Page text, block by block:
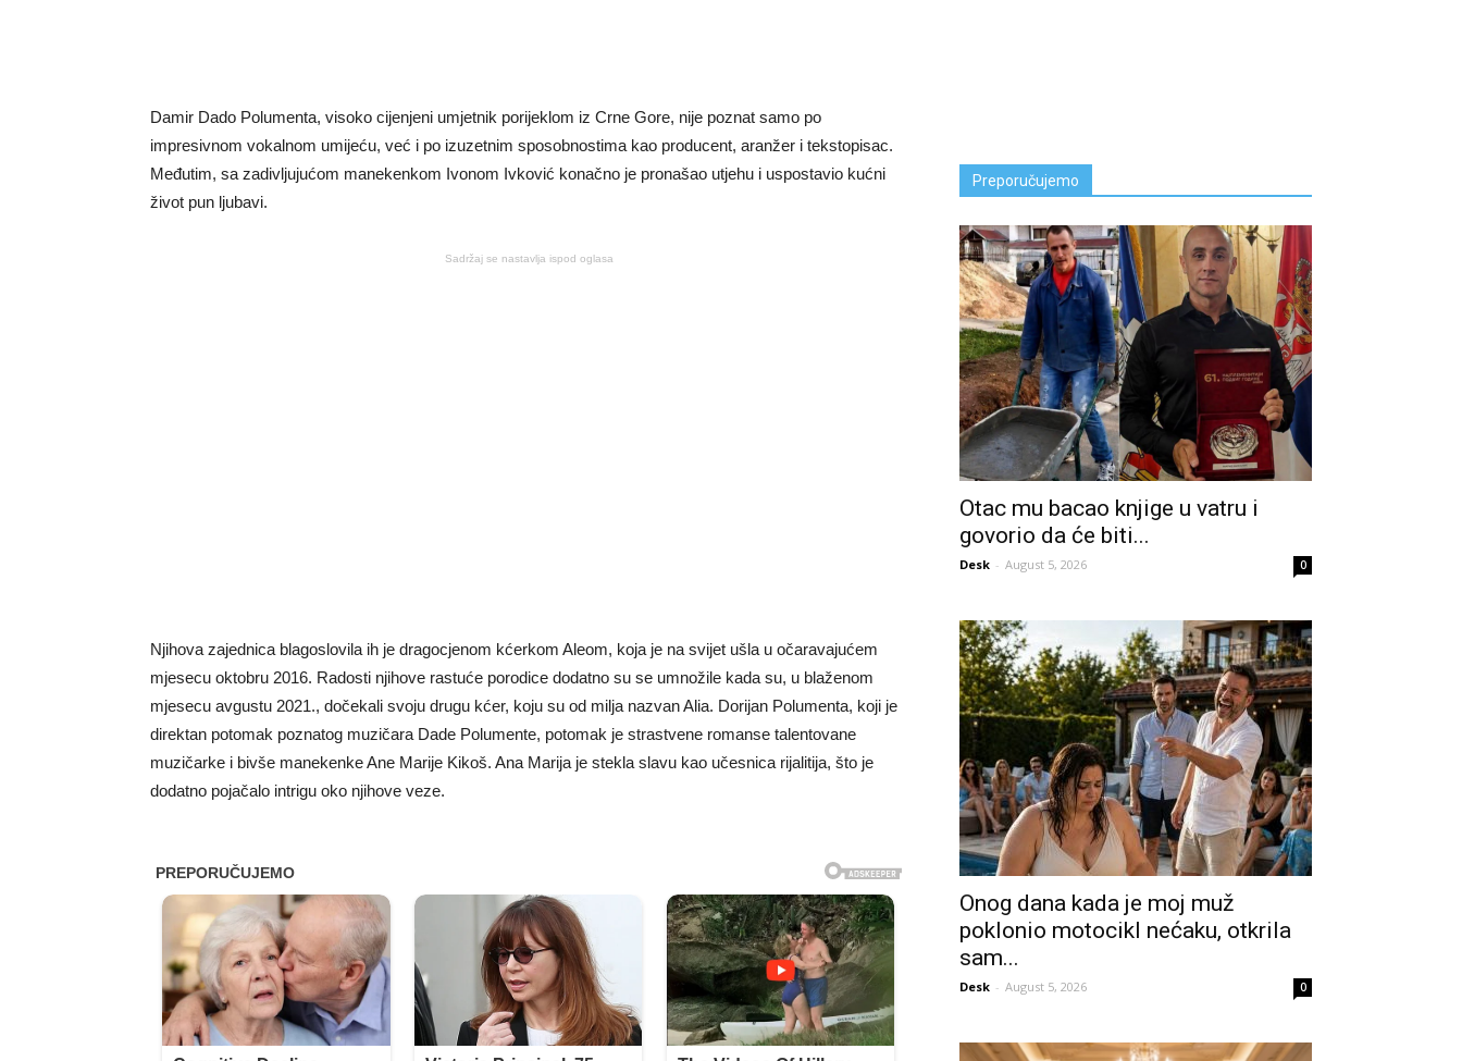
Damir Dado Polumenta, visoko cijenjeni umjetnik porijeklom iz Crne Gore, nije poznat samo po
impresivnom vokalnom umijeću, već i po izuzetnim sposobnostima kao producent, aranžer i tekstopisac.
Međutim, sa zadivljujućom manekenkom Ivonom Ivković konačno je pronašao utjehu i uspostavio kućni
život pun ljubavi.
Sadržaj se nastavlja ispod oglasa
Njihova zajednica blagoslovila ih je dragocjenom kćerkom Aleom, koja je na svijet ušla u očaravajućem
mjesecu oktobru 2016. Radosti njihove rastuće porodice dodatno su se umnožile kada su, u blaženom
mjesecu avgustu 2021., dočekali svoju drugu kćer, koju su od milja nazvan Alia. Dorijan Polumenta, koji je
direktan potomak poznatog muzičara Dade Polumente, potomak je strastvene romanse talentovane
muzičarke i bivše manekenke Ane Marije Kikoš. Ana Marija je stekla slavu kao učesnica rijalitija, što je
dodatno pojačalo intrigu oko njihove veze.
Preporučujemo
Otac mu bacao knjige u vatru i
govorio da će biti...
Desk - August 5, 2026 0
Onog dana kada je moj muž
poklonio motocikl nećaku, otkrila
sam...
Desk - August 5, 2026 0